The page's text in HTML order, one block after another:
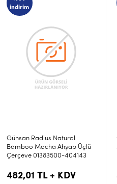
indirim
Günsan Radius Natural Teka
Mocha Ahşap İkili Çerçeve
01383500-401141
412,83 TL + KDV